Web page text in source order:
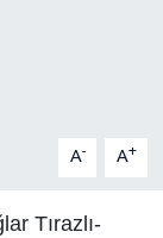
A- A+
Tırazlı-